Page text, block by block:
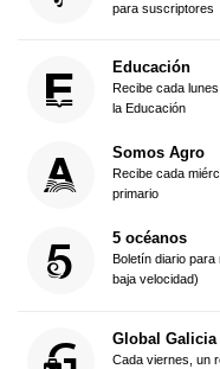
para suscriptores
Educación
Recibe cada
la Educación
Somos Agro
Recibe cada
primario
5 océanos
Boletín diario
baja velocidad)
Global Galicia
Cada viernes, un